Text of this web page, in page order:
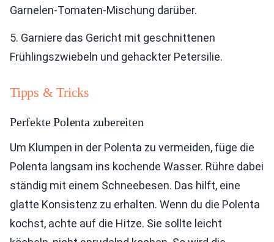
Garnelen-Tomaten-Mischung darüber.
5. Garniere das Gericht mit geschnittenen
Frühlingszwiebeln und gehackter Petersilie.
Tipps & Tricks
Perfekte Polenta zubereiten
Um Klumpen in der Polenta zu vermeiden, füge die
Polenta langsam ins kochende Wasser. Rühre dabei
ständig mit einem Schneebesen. Das hilft, eine
glatte Konsistenz zu erhalten. Wenn du die Polenta
kochst, achte auf die Hitze. Sie sollte leicht